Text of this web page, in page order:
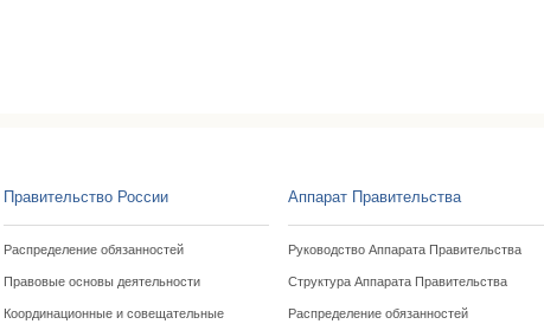
Правительство России
Распределение обязанностей
Правовые основы деятельности
Координационные и совещательные
Аппарат Правительства
Руководство Аппарата Правительства
Структура Аппарата Правительства
Распределение обязанностей